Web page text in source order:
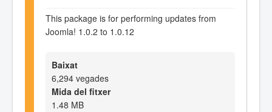
This package is for performing updates from
Joomla! 1.0.2 to 1.0.12
Baixat
6,294 vegades
Mida del fitxer
1.48 MB